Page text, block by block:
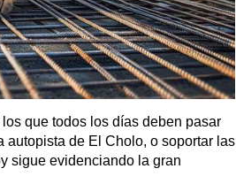
que todos los días deben pasar
autopista de El Cholo, o soportar las
sigue evidenciando la gran